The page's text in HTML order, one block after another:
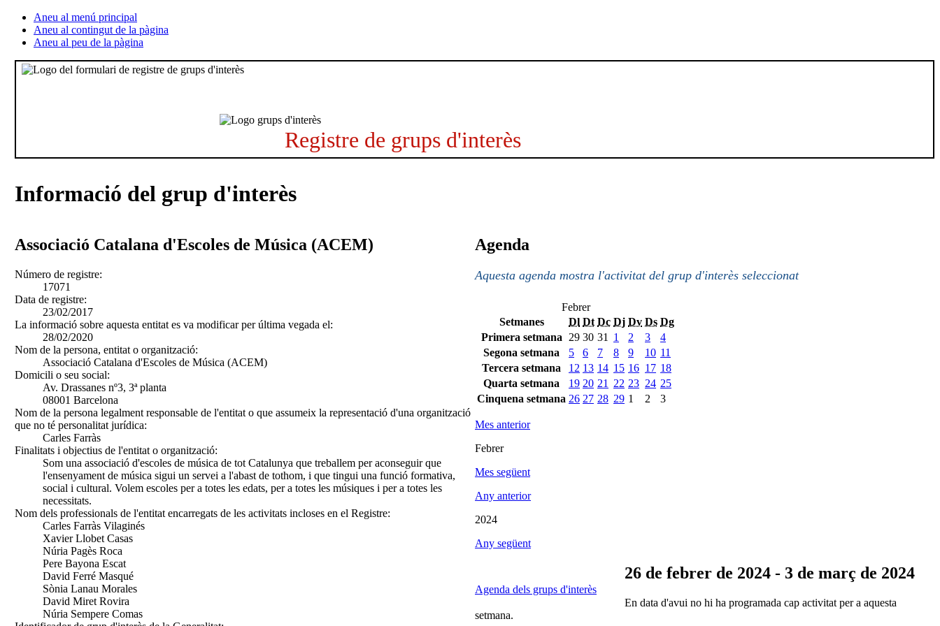
Aneu al menú principal
Aneu al contingut de la pàgina
Aneu al peu de la pàgina
Registre de grups d'interès
Informació del grup d'interès
Associació Catalana d'Escoles de Música (ACEM)
Número de registre:
17071
Data de registre:
23/02/2017
La informació sobre aquesta entitat es va modificar per última vegada el:
28/02/2020
Nom de la persona, entitat o organització:
Associació Catalana d'Escoles de Música (ACEM)
Domicili o seu social:
Av. Drassanes nº3, 3ª planta
08001 Barcelona
Nom de la persona legalment responsable de l'entitat o que assumeix la representació d'una organització
que no té personalitat jurídica:
Carles Farràs
Finalitats i objectius de l'entitat o organització:
Som una associació d'escoles de música de tot Catalunya que treballem per aconseguir que
l'ensenyament de música sigui un servei a l'abast de tothom, i que tingui una funció formativa,
social i cultural. Volem escoles per a totes les edats, per a totes les músiques i per a totes les
necessitats.
Nom dels professionals de l'entitat encarregats de les activitats incloses en el Registre:
Carles Farràs Vilaginés
Xavier Llobet Casas
Núria Pagès Roca
Pere Bayona Escat
David Ferré Masqué
Sònia Lanau Morales
David Miret Rovira
Núria Sempere Comas
Agenda
Aquesta agenda mostra l'activitat del grup d'interès seleccionat
Febrer
Setmanes
Dl Dt Dc Dj Dv Ds Dg
Primera setmana
29 30 31 1 2 3
4
Segona setmana
5 6 7 8 9 10 11
Tercera setmana
12 13 14 15 16 17 18
Quarta setmana
19 20 21 22 23 24 25
Cinquena setmana 26 27 28 29 1 2 3
Mes anterior
Febrer
Mes següent
Any anterior
2024
Any següent
Agenda dels grups d'interès
26 de febrer de 2024 - 3 de març de 2024
En data d'avui no hi ha programada cap activitat per a aquesta
setmana.